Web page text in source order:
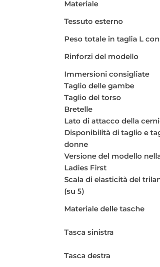
Materiale
Tessuto esterno
Peso totale in taglia L
Rinforzi del modello
Immersioni consigliate
Taglio delle gambe
Taglio del torso
Bretelle
Lato di attacco della
Disponibilità di taglio e
donne
Versione del modello
Ladies First
Scala di elasticità del
(su 5)
Materiale delle tasche
Tasca sinistra
Tasca destra